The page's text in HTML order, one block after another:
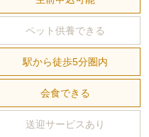
ペット供養できる
駅から徒歩5分圏内
会食できる
送迎サービスあり